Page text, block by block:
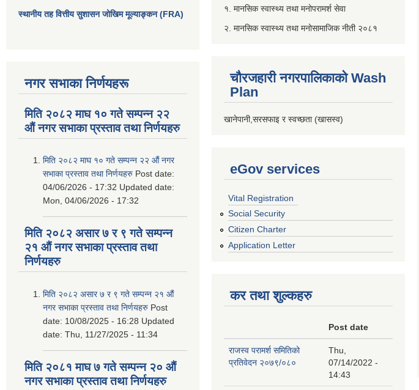
स्थानीय तह वित्तीय सुशासन जोखिम मूल्याङ्कन (FRA)
नगर सभाका निर्णयहरू
मिति २०८२ माघ १० गते सम्पन्न २२
औं नगर सभाका प्रस्ताव तथा निर्णयहरु
मिति २०८२ माघ १० गते सम्पन्न २२ औं नगर
सभाका प्रस्ताव तथा निर्णयहरु Post date:
04/06/2026 - 17:32 Updated date:
Mon, 04/06/2026 - 17:32
मिति २०८२ असार ७ र ९ गते सम्पन्न
२१ औं नगर सभाका प्रस्ताव तथा
निर्णयहरु
मिति २०८२ असार ७ र ९ गते सम्पन्न २१ औं
नगर सभाका प्रस्ताव तथा निर्णयहरु Post
date: 10/08/2025 - 16:28 Updated
date: Thu, 11/27/2025 - 11:34
मिति २०८१ माघ ७ गते सम्पन्न २० औं
नगर सभाका प्रस्ताव तथा निर्णयहरु
१. मानसिक स्वास्थ्य तथा मनोपरामर्श सेवा
२. मानसिक स्वास्थ्य तथा मनोसामाजिक नीती २०८१
चौरजहारी नगरपालिकाको Wash
Plan
खानेपानी,सरसफाइ र स्वच्छता (खासस्व)
eGov services
Vital Registration
Social Security
Citizen Charter
Application Letter
कर तथा शुल्कहरु
Post date
राजस्व परामर्श समितिको
प्रतिवेदन २०७९/०८०
Thu,
07/14/2022 -
14:43